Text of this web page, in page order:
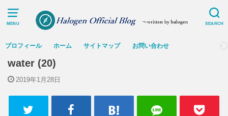
MENU SEARCH
プロフィール ホーム サイトマップ お問い合わせ
water (20)
2019年1月28日